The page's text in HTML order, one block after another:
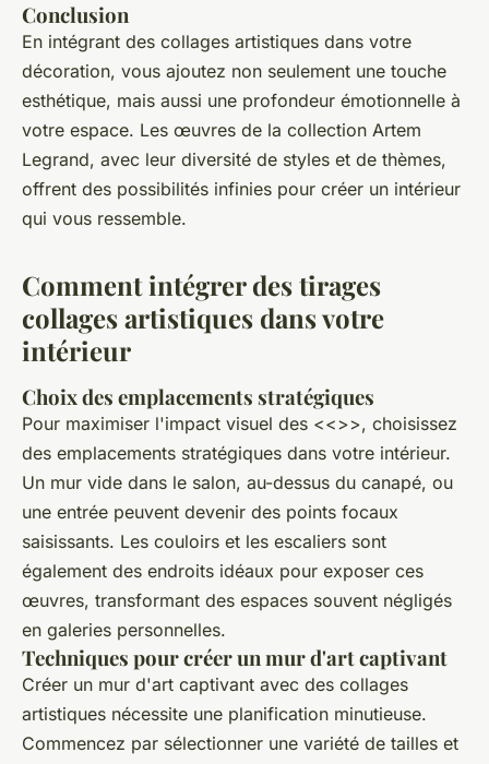
Conclusion
En intégrant des collages artistiques dans votre
décoration, vous ajoutez non seulement une touche
esthétique, mais aussi une profondeur émotionnelle à
votre espace. Les œuvres de la collection Artem
Legrand, avec leur diversité de styles et de thèmes,
offrent des possibilités infinies pour créer un intérieur
qui vous ressemble.
Comment intégrer des tirages
collages artistiques dans votre
intérieur
Choix des emplacements stratégiques
Pour maximiser l'impact visuel des <<>>, choisissez
des emplacements stratégiques dans votre intérieur.
Un mur vide dans le salon, au-dessus du canapé, ou
une entrée peuvent devenir des points focaux
saisissants. Les couloirs et les escaliers sont
également des endroits idéaux pour exposer ces
œuvres, transformant des espaces souvent négligés
en galeries personnelles.
Techniques pour créer un mur d'art captivant
Créer un mur d'art captivant avec des collages
artistiques nécessite une planification minutieuse.
Commencez par sélectionner une variété de tailles et